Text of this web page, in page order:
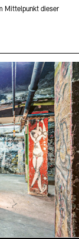
Mittelpunkt dieser